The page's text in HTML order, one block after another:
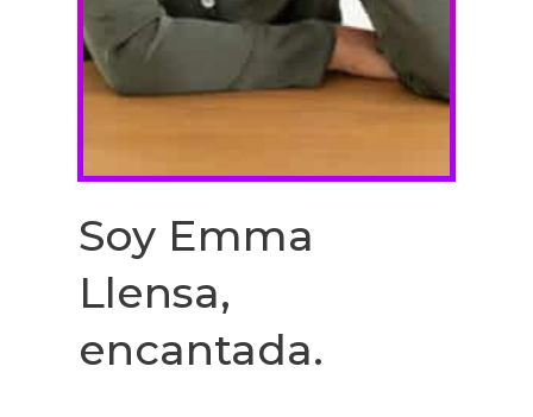
Soy Emma
Llensa,
encantada.